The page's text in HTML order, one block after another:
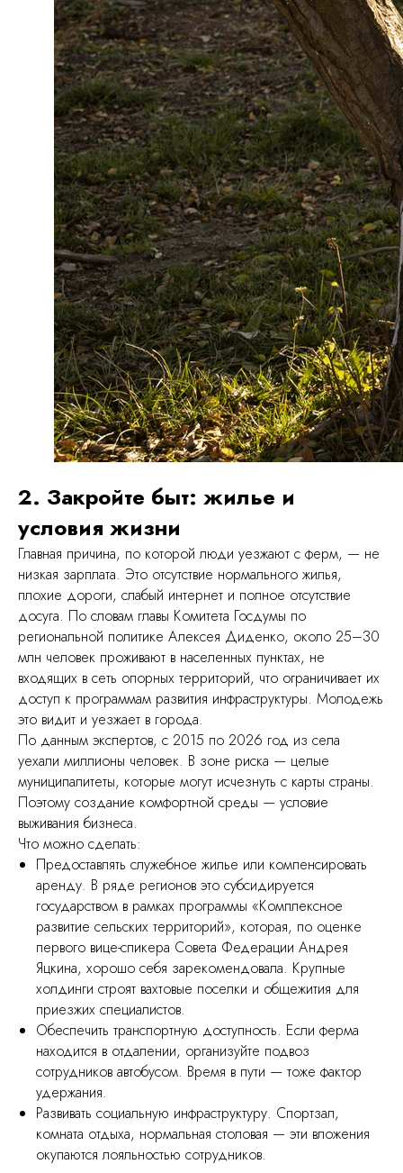
2. Закройте быт: жилье и
условия жизни
Главная причина, по которой люди уезжают с ферм, — не
низкая зарплата. Это отсутствие нормального жилья,
плохие дороги, слабый интернет и полное отсутствие
досуга. По словам главы Комитета Госдумы по
региональной политике Алексея Диденко, около 25–30
млн человек проживают в населенных пунктах, не
входящих в сеть опорных территорий, что ограничивает их
доступ к программам развития инфраструктуры. Молодежь
это видит и уезжает в города.
По данным экспертов, с 2015 по 2026 год из села
уехали миллионы человек. В зоне риска — целые
муниципалитеты, которые могут исчезнуть с карты страны.
Поэтому создание комфортной среды — условие
выживания бизнеса.
Что можно сделать:
Предоставлять служебное жилье или компенсировать
аренду. В ряде регионов это субсидируется
государством в рамках программы «Комплексное
развитие сельских территорий», которая, по оценке
первого вице-спикера Совета Федерации Андрея
Яцкина, хорошо себя зарекомендовала. Крупные
холдинги строят вахтовые поселки и общежития для
приезжих специалистов.
Обеспечить транспортную доступность. Если ферма
находится в отдалении, организуйте подвоз
сотрудников автобусом. Время в пути — тоже фактор
удержания.
Развивать социальную инфраструктуру. Спортзал,
комната отдыха, нормальная столовая — эти вложения
окупаются лояльностью сотрудников.